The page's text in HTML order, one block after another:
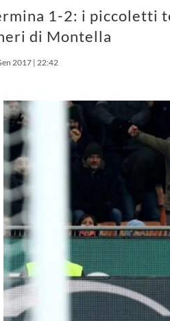
1-2: i piccoletti
di Montella
2017 | 22:42